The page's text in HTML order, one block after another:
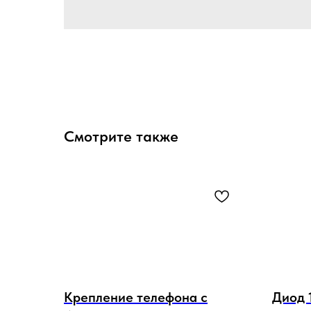
Смотрите также
Крепление телефона с
Диод